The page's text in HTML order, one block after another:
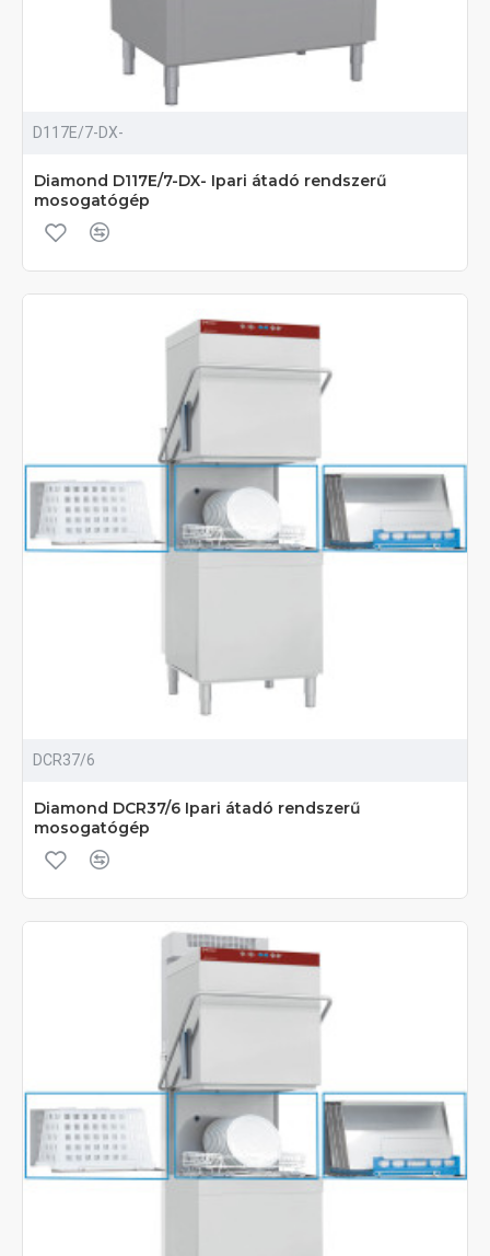
D117E/7-DX-
Diamond D117E/7-DX- Ipari átadó rendszerű
mosogatógép
DCR37/6
Diamond DCR37/6 Ipari átadó rendszerű
mosogatógép